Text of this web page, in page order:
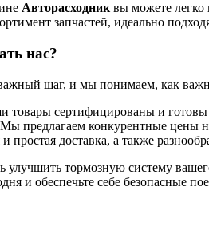
Авторасходник вы можете
запчастей, идеально
нас?
шаг, и мы понимаем, как
товары сертифицированы и готовы
Мы предлагаем конкурентные цены
и простая доставка, а также
улучшить тормозную систему
и обеспечьте себе безопасные